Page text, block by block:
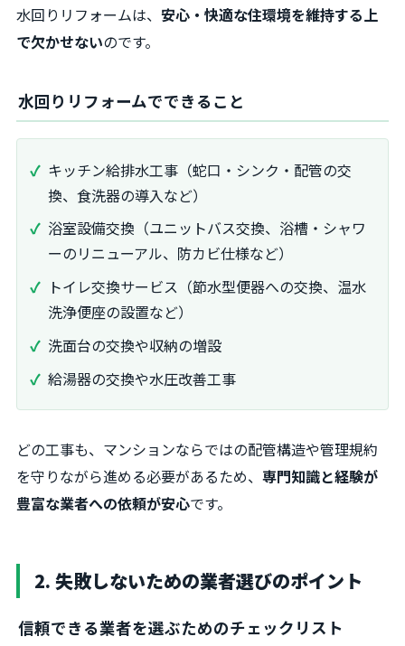
水回りリフォームは、 安心・快適な住環境を維持する上
で欠かせないのです。
水回りリフォームでできること
キッチン給排水工事（蛇口・シンク・配管の交
換、食洗器の導入など）
浴室設備交換（ユニットバス交換、浴槽・シャワ
ーのリニューアル、防カビ仕様など）
トイレ交換サービス（節水型便器への交換、温水
洗浄便座の設置など）
洗面台の交換や収納の増設
給湯器の交換や水圧改善工事
どの工事も、マンションならではの配管構造や管理規約
を守りながら進める必要があるため、 専門知識と経験が
豊富な業者への依頼が安心です。
2. 失敗しないための業者選びのポイント
信頼できる業者を選ぶためのチェックリスト